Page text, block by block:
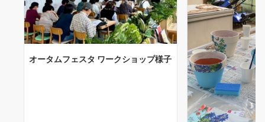
オータムフェスタ ワークショップ様子